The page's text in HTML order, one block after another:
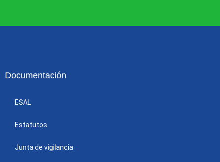
Documentación
ESAL
Estatutos
Junta de vigilancia